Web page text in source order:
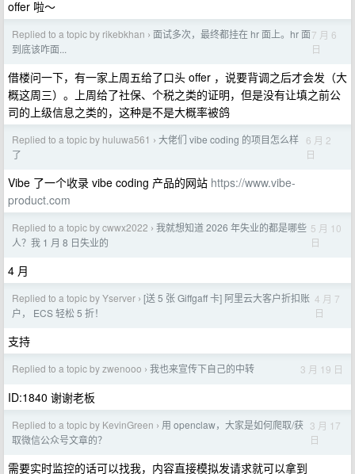
offer 啦～
Replied to a topic by rikebkhan › 面试多次，最终都挂在 hr 面上。hr 面
到底该咋面...
7 月 6
日
借楼问一下，有一家上周五给了口头 offer ，说要背调之后才会发（大
概这周三）。上周给了社保、个税之类的证明，但是没有让填之前公
司的上级信息之类的，这种是不是大概率被鸽
Replied to a topic by huluwa561 › 大佬们 vibe coding 的项目怎么样
了
6 月 2
日
Vibe 了一个收录 vibe coding 产品的网站 https://www.vibe-
product.com
Replied to a topic by cwwx2022 › 我就想知道 2026 年失业的都是哪些
人？我 1 月 8 日失业的
5 月 10
日
4 月
Replied to a topic by Yserver › [送 5 张 Giffgaff 卡] 阿里云大客户折扣账
户， ECS 轻松 5 折！
4 月 7
日
支持
Replied to a topic by zwenooo › 我也来宣传下自己的中转 3 月 19 日
ID:1840 谢谢老板
Replied to a topic by KevinGreen › 用 openclaw，大家是如何爬取/获
取微信公众号文章的？
3 月 17
日
需要实时监控的话可以找我，内容直接模拟发请求就可以拿到